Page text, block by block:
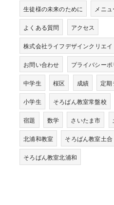
生徒様の未来のために メニュ
よくある質問 アクセス
株式会社ライフデザインクリエイ
お問い合わせ プライバシーポ
中学生 桜区 成績 定期
小学生 そろばん教室常盤校
宿題 数学 さいたま市
北浦和教室 そろばん教室土合
そろばん教室北浦和